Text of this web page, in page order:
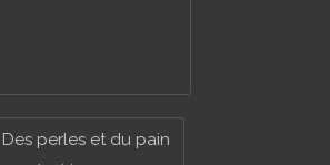
Des perles et du pain